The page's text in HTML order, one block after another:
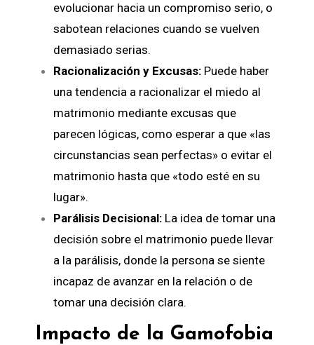
evolucionar hacia un compromiso serio, o
sabotean relaciones cuando se vuelven
demasiado serias.
Racionalización y Excusas: Puede haber
una tendencia a racionalizar el miedo al
matrimonio mediante excusas que
parecen lógicas, como esperar a que «las
circunstancias sean perfectas» o evitar el
matrimonio hasta que «todo esté en su
lugar».
Parálisis Decisional: La idea de tomar una
decisión sobre el matrimonio puede llevar
a la parálisis, donde la persona se siente
incapaz de avanzar en la relación o de
tomar una decisión clara.
Impacto de la Gamofobia